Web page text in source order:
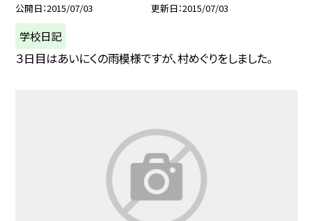
公開日 2015/07/03 更新日 2015/07/03
学校日記
３日目はあいにくの雨模様ですが、村めぐりをしました。